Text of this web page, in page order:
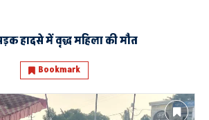
हादसे में वृद्ध महिला की मौत
Bookmark